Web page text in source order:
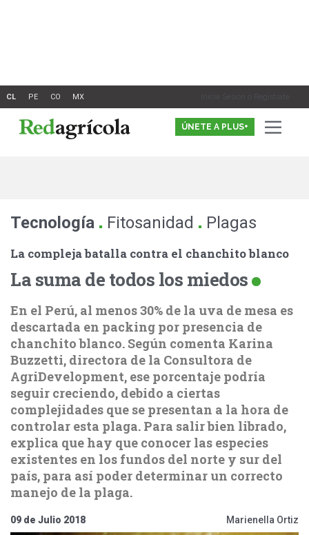
Inicia Sesión o Registrate
ÚNETE A PLUS+
Tecnología . Fitosanidad . Plagas
La compleja batalla contra el chanchito blanco
La suma de todos los miedos
En el Perú, al menos 30% de la uva de mesa es
descartada en packing por presencia de
chanchito blanco. Según comenta Karina
Buzzetti, directora de la Consultora de
AgriDevelopment, ese porcentaje podría
seguir creciendo, debido a ciertas
complejidades que se presentan a la hora de
controlar esta plaga. Para salir bien librado,
explica que hay que conocer las especies
existentes en los fundos del norte y sur del
país, para así poder determinar un correcto
manejo de la plaga.
09 de Julio 2018 Marienella Ortiz